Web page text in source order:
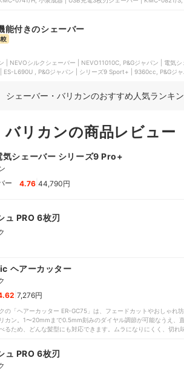
能付きのシェーバー
| NEVOシルクシェーバー | NEVO11010C, P&Gジャパン | 電気
PRO 6枚刃 | ES-L690U , P&Gジャパン | シリーズ9 Sport+ |
シェーバー・バリカンのおすすめ人気ランキ
バリカンの商品レビュー
気シェーバー シリーズ9 Pro+
ー
4.76 44,790円
ュ PRO 6枚刃
ヘアーカッター
7,276円
の「ヘアーカッター ER-GC75」は、フェードカットやおしゃれ
カン。1〜20mmまで0.5mm刻みのダイヤル調節が可能なうえ、
るため、どんな髪型にも対応できます。ムラになりにくく、切れ
す。メンテナンスの際はオイル差しが必要ですが、刃の交換や水
低回転モードはないものの、コームをつければ刃がむき出しにな
ュ PRO 6枚刃